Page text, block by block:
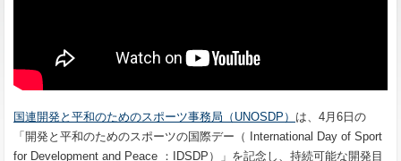
国連開発と平和のためのスポーツ事務局（ UNOSDP ） は、 4月 6 日の
「開発と平和のためのスポーツの国際デー（
International Day of Sport
for Development and Peace ： IDSDP ）」を記念し、持続可能な開発目